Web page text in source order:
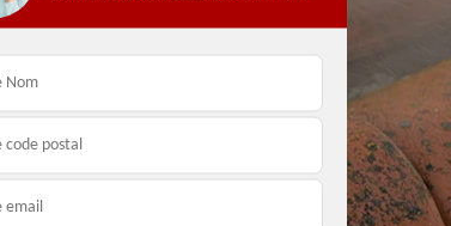
Entreprise de peinture
33
Peintre et peinture de
façade 33